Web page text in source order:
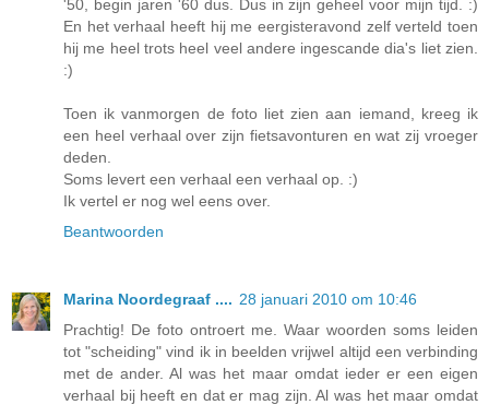
'50, begin jaren '60 dus. Dus in zijn geheel voor mijn tijd. :)
En het verhaal heeft hij me eergisteravond zelf verteld toen
hij me heel trots heel veel andere ingescande dia's liet zien.
:)
Toen ik vanmorgen de foto liet zien aan iemand, kreeg ik
een heel verhaal over zijn fietsavonturen en wat zij vroeger
deden.
Soms levert een verhaal een verhaal op. :)
Ik vertel er nog wel eens over.
Beantwoorden
Marina Noordegraaf .... 28 januari 2010 om 10:46
Prachtig! De foto ontroert me. Waar woorden soms leiden
tot "scheiding" vind ik in beelden vrijwel altijd een verbinding
met de ander. Al was het maar omdat ieder er een eigen
verhaal bij heeft en dat er mag zijn. Al was het maar omdat